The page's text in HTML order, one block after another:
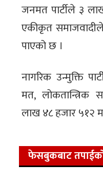
जनमत पार्टीले ३
एकीकृत
पाएको छ ।
नागरिक उन्मुक्ति
मत, लोकतान्त्रिक
लाख ४८ हजार ५१२
फेसबुकबाट तपाईको